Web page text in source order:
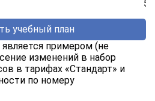
учебный план
примером (не
изменений в набор
в тарифах «Стандарт» и
по номеру